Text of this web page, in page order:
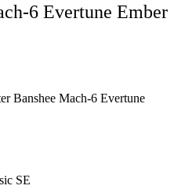
6 Evertune Ember
Banshee Mach-6 Evertune
SE